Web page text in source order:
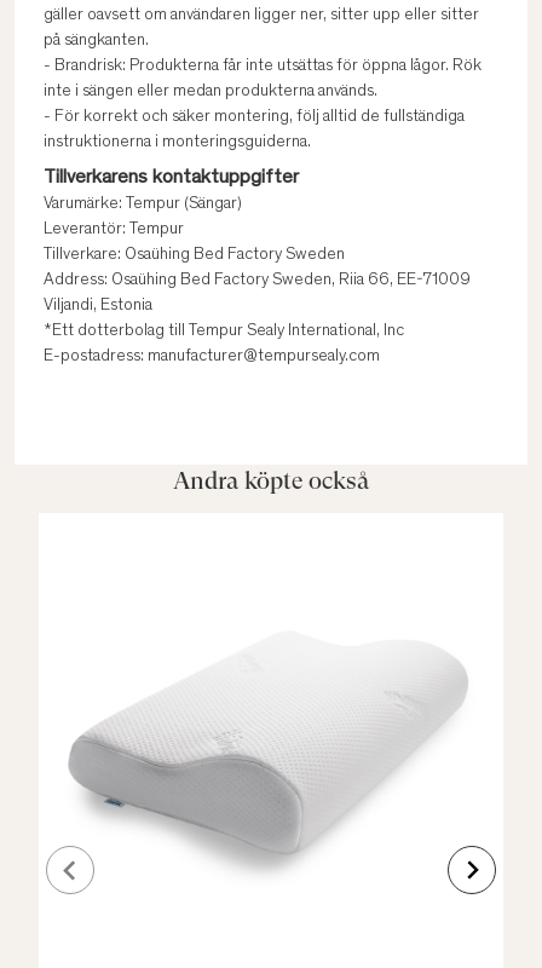
gäller oavsett om användaren ligger ner, sitter upp eller sitter
på sängkanten.
- Brandrisk: Produkterna får inte utsättas för öppna lågor. Rök
inte i sängen eller medan produkterna används.
- För korrekt och säker montering, följ alltid de fullständiga
instruktionerna i monteringsguiderna.
Tillverkarens kontaktuppgifter
Varumärke: Tempur (Sängar)
Leverantör: Tempur
Tillverkare: Osaühing Bed Factory Sweden
Address: Osaühing Bed Factory Sweden, Riia 66, EE-71009
Viljandi, Estonia
*Ett dotterbolag till Tempur Sealy International, Inc
E-postadress: manufacturer@tempursealy.com
Andra köpte också